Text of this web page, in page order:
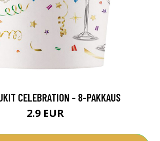
CELEBRATION - 8-PAKKAUS
2.9 EUR